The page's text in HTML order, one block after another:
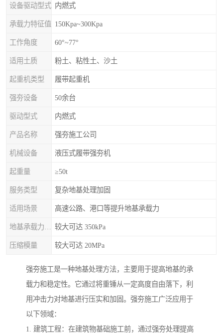
设备驱动型式 内燃式
承载力特征值 150Kpa~300Kpa
工作角度 60°~77°
适用土质 粉土、粘性土、沙土
起重机类型 履带起重机
强夯设备 50余台
驱动型式 内燃式
产品名称 强夯施工公司
机械设备 液压式履带强夯机
起重量 ≥50t
服务类型 复杂地基处理加固
适用场景 高速公路、港口等提升地基承载力
较大可达 350kPa
压缩模量 较大可达 20MPa
强夯施工是一种地基处理方法，主要用于提高地基的承
载力和稳定性。它通过将重锤从一定高度自由落下，利
用冲击力对地基进行压实和加固。强夯施工广泛应用于
以下领域：
1. 建筑工程：在建筑物基础施工前，通过强夯处理提高